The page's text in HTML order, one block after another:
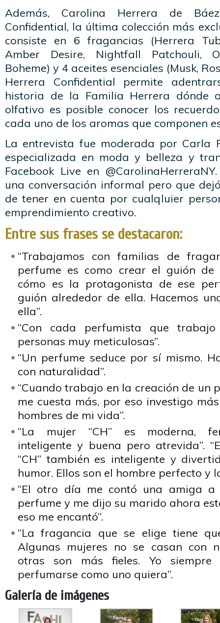
Además, Carolina Herrera de
Confidential, la última colección más
consiste en 6 fragancias (Herrera
Amber Desire, Nightfall Patchouli,
Boheme) y 4 aceites esenciales (Musk,
Herrera Confidential permite
historia de la Familia Herrera dónde
olfativo es posible conocer los
cada uno de los aromas que componen
La entrevista fue moderada por Carla
especializada en moda y belleza y
Facebook Live en
una conversación informal pero que
de tener en cuenta por cualqluier
emprendimiento creativo.
Entre sus frases se destacaron:
“Trabajamos con familias de
perfume es como crear el guión de
cómo es la protagonista de ese
guión alrededor de ella. Hacemos
ella”.
“Con cada perfumista que
personas muy meticulosas”.
“Un perfume seduce por sí mismo.
con naturalidad”.
“Cuando trabajo en la creación de un
me cuesta más, por eso investigo
hombres de mi vida”.
“La mujer “CH” es moderna,
inteligente y buena pero atrevida”.
“CH” también es inteligente y
humor. Ellos son el hombre perfecto y
“El otro día me contó una amiga
perfume y me dijo su marido ahora
eso me encantó”.
“La fragancia que se elige tiene
Algunas mujeres no se casan con
otras son más fieles. Yo
perfumarse como uno quiera”.
Galería de imágenes